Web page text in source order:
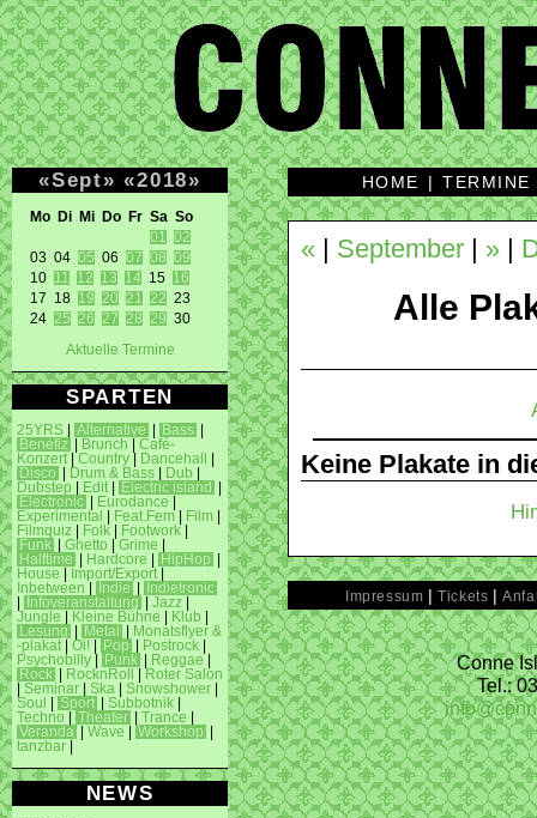
«Sept» «2018»
Mo Di Mi Do Fr Sa So
01
02
03 04 05 06 07 08 09
10 11 12 13 14 15 16
17 18 19 20 21 22 23
24 25 26 27 28 29 30
Aktuelle Termine
SPARTEN
25YRS Alternative Bass
Benefiz
Brunch
Café-
Konzert
Country Dancehall
Disco
Drum & Bass Dub
Dubstep
Edit Electric island
Electronic
Eurodance
Experimental
Feat.Fem Film
Filmquiz
Folk Footwork
Funk
Ghetto Grime
Halftime
Hardcore HipHop
House
Import/Export
Inbetween
Indie
Indietronic
Infoveranstaltung Jazz
Jungle
Kleine Bühne Klub
Lesung
Metal
Monatsflyer &
-plakat
Oi! Pop Postrock
Psychobilly
Punk Reggae
Rock
RocknRoll
Roter Salon
Seminar Ska Snowshower
Soul
Sport Subbotnik
Techno
Theater Trance
Veranda
Wave Workshop
tanzbar
NEWS
HOME |TERMINE
« September »
Alle
Keine Plakate in
Impressum |Tickets |
Conne
Tel.: